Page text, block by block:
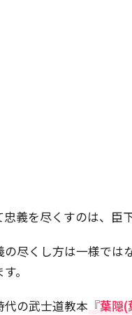
義を尽くすのは、臣
の尽くし方は一様では
。
代の武士道教本 『葉隠